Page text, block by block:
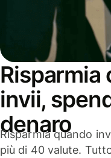
Risparmia
invii,
denaro
Risparmia quando
più di 40 valute.